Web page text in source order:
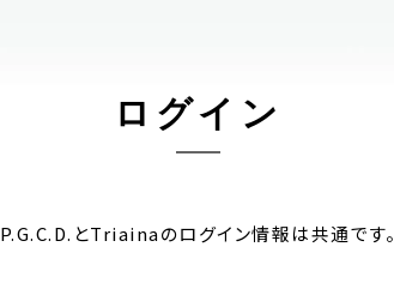
ログイン
P.G.C.D.とTriainaのログイン情報は共通です。